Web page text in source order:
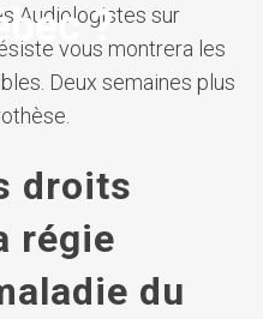
?
Audiologistes sur
vous montrera les
Deux semaines plus
droits
régie
du